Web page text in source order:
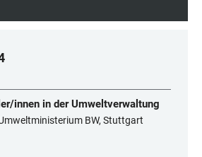
innen in der Umweltverwaltung
BW, Stuttgart